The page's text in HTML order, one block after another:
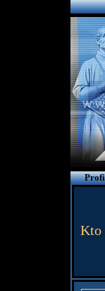
Kto